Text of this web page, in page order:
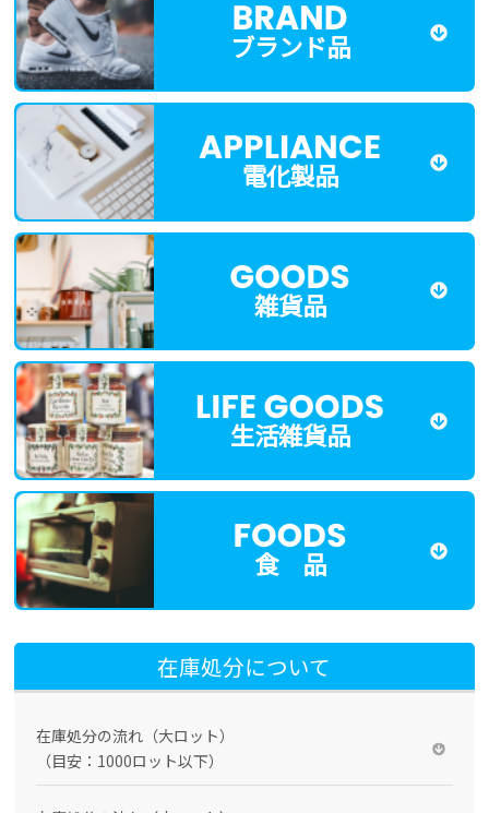
ブランド品
電化製品
雑貨品
生活雑貨品
食 品
在庫処分について
在庫処分の流れ（大ロット）
（目安：1000ロット以下）